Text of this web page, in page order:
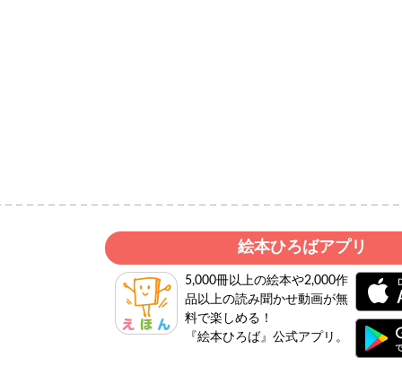
絵本ひろばアプリ
5,000冊以上の絵本や2,000作
品以上の読み聞かせ動画が無
料で楽しめる！
『絵本ひろば』公式アプリ。